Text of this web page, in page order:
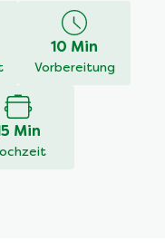
10 Min
Vorbereitung
Min